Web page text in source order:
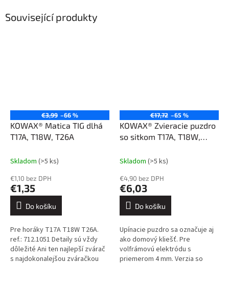
Související produkty
€3,99 –66 %
KOWAX® Matica TIG dlhá
T17A, T18W, T26A
Skladom (>5 ks)
€1,10 bez DPH
€1,35
Do košíku
Pre horáky T17A T18W T26A.
ref.: 712.1051 Detaily sú vždy
dôležité Ani ten najlepší zvárač
s najdokonalejšou zváračkou
€17,72 –65 %
KOWAX® Zvieracie puzdro
so sitkom T17A, T18W,
Skladom (>5 ks)
€4,90 bez DPH
€6,03
Do košíku
Upínacie puzdro sa označuje aj
ako domový kliešť. Pre
volfrámovú elektródu s
priemerom 4 mm. Verzia so